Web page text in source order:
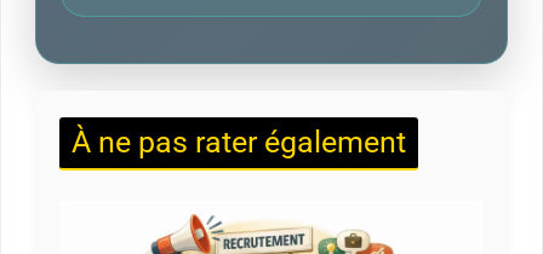
À ne pas rater également